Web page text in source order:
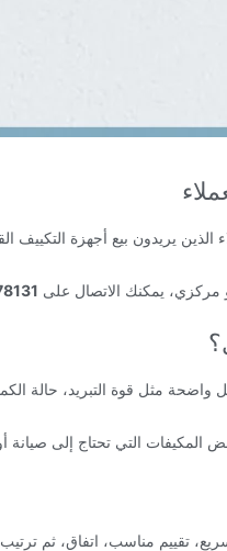
الذين يريدون بيع أجهزة التكييف
مركزي، يمكنك الاتصال على
مثل قوة التبريد، حالة
المكيفات التي تحتاج إلى صيانة
تقييم مناسب، اتفاق، ثم